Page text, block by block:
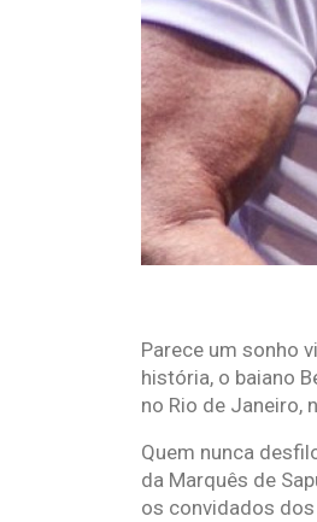
Parece um sonho
história, o baiano
no Rio de Janeiro,
Quem nunca
da Marquês de
os convidados